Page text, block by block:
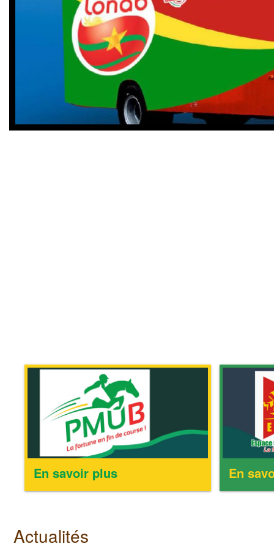
En savoir plus En
Actualités